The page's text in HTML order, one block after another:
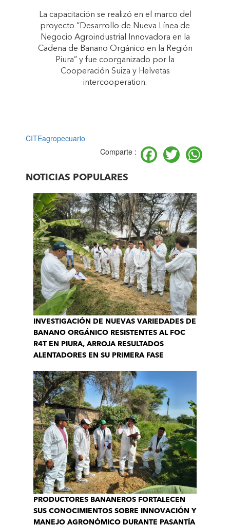
La capacitación se realizó en el marco del
proyecto “Desarrollo de Nueva Línea de
Negocio Agroindustrial Innovadora en la
Cadena de Banano Orgánico en la Región
Piura” y fue coorganizado por la
Cooperación Suiza y Helvetas
intercooperation.
CITEagropecuario
Comparte :
Facebook
Twitter
NOTICIAS POPULARES
INVESTIGACIÓN DE NUEVAS VARIEDADES DE
BANANO ORGÁNICO RESISTENTES AL FOC
R4T EN PIURA, ARROJA RESULTADOS
ALENTADORES EN SU PRIMERA FASE
PRODUCTORES BANANEROS FORTALECEN
SUS CONOCIMIENTOS SOBRE INNOVACIÓN Y
MANEJO AGRONÓMICO DURANTE PASANTÍA